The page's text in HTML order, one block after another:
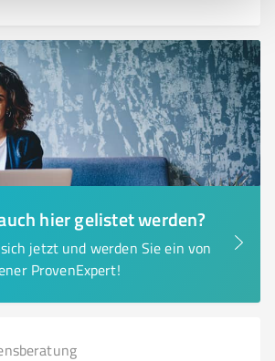
hier gelistet werden?
jetzt und werden Sie ein von
ProvenExpert!